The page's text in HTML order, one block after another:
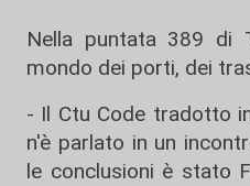
Nella puntata 389 di
mondo dei porti, dei
- Il Ctu Code tradotto
n'è parlato in un
le conclusioni è stato